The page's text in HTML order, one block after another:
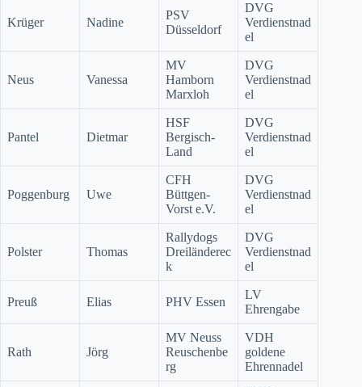
Krüger Nadine
PSV
Düsseldorf
DVG
Verdienstnad
el
Neus Vanessa
MV
Hamborn
Marxloh
DVG
Verdienstnad
el
Pantel Dietmar
HSF
Bergisch-
Land
DVG
Verdienstnad
el
Poggenburg Uwe
CFH
Büttgen-
Vorst e.V.
DVG
Verdienstnad
el
Polster Thomas
Rallydogs
Dreiländerec
k
DVG
Verdienstnad
el
Preuß Elias PHV Essen
LV
Ehrengabe
Rath Jörg
MV Neuss
Reuschenbe
rg
VDH
goldene
Ehrennadel